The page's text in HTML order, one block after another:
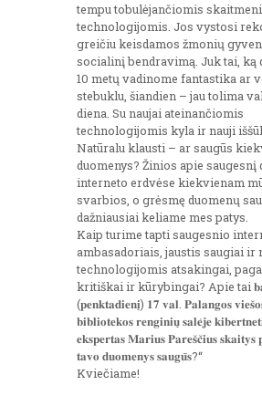
tempu tobulėjančiomis
technologijomis. Jos vystosi
greičiu keisdamos žmonių
socialinį bendravimą. Juk tai, ką
10 metų vadinome fantastika ar
stebuklu, šiandien – jau tolima
diena. Su naujai ateinančiomis
technologijomis kyla ir nauji
Natūralu klausti – ar saugūs
duomenys? Žinios apie saugesnį
interneto erdvėse kiekvienam
svarbios, o grėsmę duomenų
dažniausiai keliame mes patys.
Kaip turime tapti saugesnio
ambasadoriais, jaustis saugiai ir
technologijomis atsakingai,
kritiškai ir kūrybingai? Apie tai
(𝐩𝐞𝐧𝐤𝐭𝐚𝐝𝐢𝐞𝐧𝐢̨) 𝟏𝟕 𝐯𝐚𝐥. 𝐏𝐚𝐥𝐚𝐧𝐠𝐨𝐬
𝐛𝐢𝐛𝐥𝐢𝐨𝐭𝐞𝐤𝐨𝐬 𝐫𝐞𝐧𝐠𝐢𝐧𝐢𝐮̨ 𝐬𝐚𝐥𝐞̇𝐣𝐞
𝐞𝐤𝐬𝐩𝐞𝐫𝐭𝐚𝐬 𝐌𝐚𝐫𝐢𝐮𝐬 𝐏𝐚𝐫𝐞𝐬̌𝐜̌𝐢𝐮𝐬 𝐬𝐤𝐚𝐢𝐭𝐲𝐬
𝐭𝐚𝐯𝐨 𝐝𝐮𝐨𝐦𝐞𝐧𝐲𝐬 𝐬𝐚𝐮𝐠𝐮̄𝐬?“
Kviečiame!